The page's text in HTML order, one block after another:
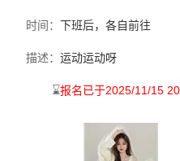
时间： 下班后，各自前往
描述： 运动运动呀
⌛️报名已于2025/11/15